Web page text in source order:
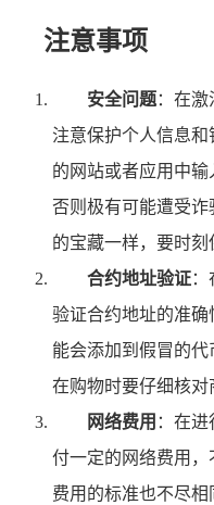
注意事项
安全问题：在
注意保护个人信息
的网站或者应用中输
否则极有可能遭受
的宝藏一样，要时刻
合约地址验证
验证合约地址的准
能会添加到假冒的
在购物时要仔细核对
网络费用 ：在
付一定的网络费用
费用的标准也不尽